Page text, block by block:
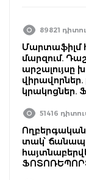
89821
Մարտաֆիլմ
մարզում.
արշալույսը
51416
Ողբերգական
տակ՝